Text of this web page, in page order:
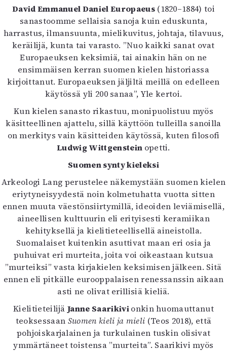
David Emmanuel Daniel Europaeus(1820–1884) toi
sanastoomme sellaisia sanoja kuin eduskunta,
harrastus, ilmansuunta, mielikuvitus, johtaja, tilavuus,
keräilijä, kunta tai varasto. ”Nuo kaikki sanat ovat
Europaeuksen keksimiä, tai ainakin hän on ne
ensimmäisen kerran suomen kielen historiassa
kirjoittanut. Europaeuksen jäljiltä meillä on edelleen
käytössä yli 200 sanaa”, Yle kertoi.
Kun kielen sanasto rikastuu, monipuolistuu myös
käsitteellinen ajattelu, sillä käyttöön tulleilla sanoilla
on merkitys vain käsitteiden käytössä, kuten filosofi
Ludwig Wittgenstein opetti.
Suomen synty kieleksi
Arkeologi Lang perustelee näkemystään suomen kielen
eriytyneisyydestä noin kolmetuhatta vuotta sitten
ennen muuta väestönsiirtymillä, ideoiden leviämisellä,
aineellisen kulttuurin eli erityisesti keramiikan
kehityksellä ja kielitieteellisellä aineistolla.
Suomalaiset kuitenkin asuttivat maan eri osia ja
puhuivat eri murteita, joita voi oikeastaan kutsua
”murteiksi” vasta kirjakielen keksimisen jälkeen. Sitä
ennen eli pitkälle eurooppalaisen renessanssin aikaan
asti ne olivat erillisiä kieliä.
KielitieteilijäJanne Saarikivionkin huomauttanut
teoksessaan Suomen kieli ja mieli (Teos 2018), että
pohjoiskarjalainen ja turkulainen tuskin olisivat
ymmärtäneet toistensa ”murteita”. Saarikivi myös